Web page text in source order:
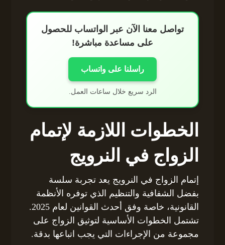
تواصل معنا الآن عبر الواتساب للحصول
على مساعدة مباشرة!
راسلنا على واتساب
الرد سريع خلال ساعات العمل.
الخطوات اللازمة لإتمام
الزواج في النرويج
إتمام الزواج في النرويج يعد تجربة سلسة
بفضل الشفافية والتنظيم الذي توفره الأنظمة
القانونية، خاصة وفق أحدث القوانين لعام 2025.
تشتمل الخطوات الأساسية لتوثيق الزواج على
مجموعة من الإجراءات التي يجب اتباعها بدقة.